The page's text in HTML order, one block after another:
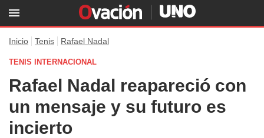
Inicio Tenis Rafael Nadal
TENIS INTERNACIONAL
Rafael Nadal reapareció con
un mensaje y su futuro es
incierto